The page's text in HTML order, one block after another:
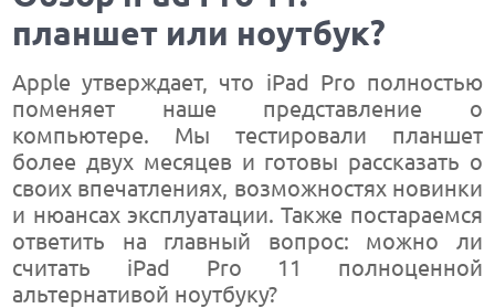
планшет или ноутбук?
Apple утверждает, что iPad Pro полностью
поменяет наше представление о
компьютере. Мы тестировали планшет
более двух месяцев и готовы рассказать о
своих впечатлениях, возможностях новинки
и нюансах эксплуатации. Также постараемся
ответить на главный вопрос: можно ли
считать iPad Pro 11 полноценной
альтернативой ноутбуку?